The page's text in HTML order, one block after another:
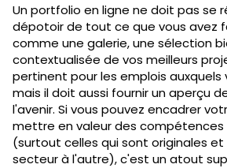
Un portfolio en ligne ne doit pas se
dépotoir de tout ce que vous avez
comme une galerie, une sélection
contextualisée de vos meilleurs
pertinent pour les emplois auxquels
mais il doit aussi fournir un aperçu
l'avenir. Si vous pouvez encadrer
mettre en valeur des compétences
(surtout celles qui sont originales
secteur à l'autre), c'est un atout